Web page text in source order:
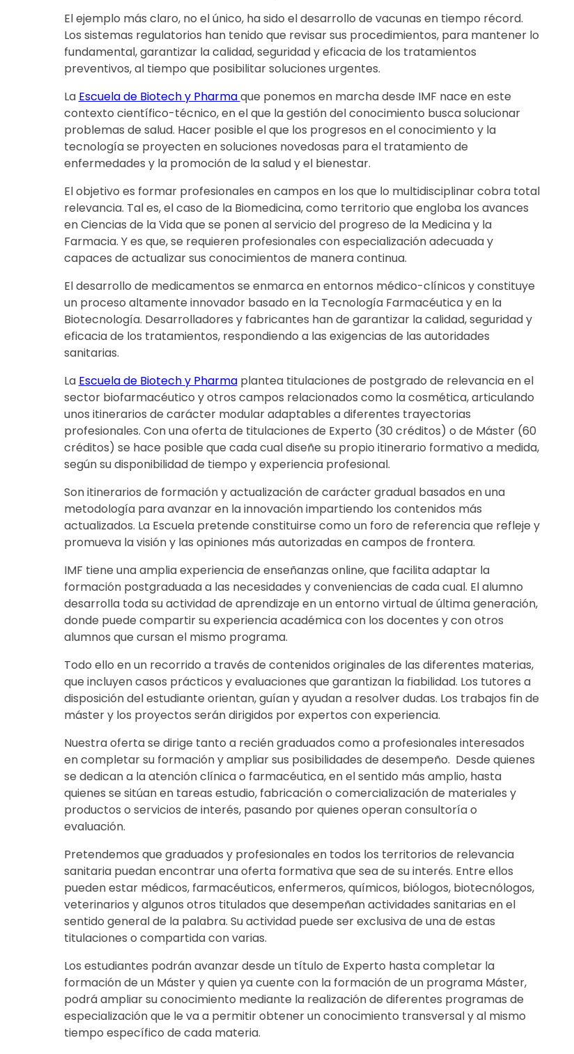
El ejemplo más claro, no el único, ha sido el desarrollo de vacunas en tiempo récord.
Los sistemas regulatorios han tenido que revisar sus procedimientos, para mantener lo
fundamental, garantizar la calidad, seguridad y eficacia de los tratamientos
preventivos, al tiempo que posibilitar soluciones urgentes.
La Escuela de Biotech y Pharmaque ponemos en marcha desde IMF nace en este
contexto científico-técnico, en el que la gestión del conocimiento busca solucionar
problemas de salud. Hacer posible el que los progresos en el conocimiento y la
tecnología se proyecten en soluciones novedosas para el tratamiento de
enfermedades y la promoción de la salud y el bienestar.
El objetivo es formar profesionales en campos en los que lo multidisciplinar cobra total
relevancia. Tal es, el caso de la Biomedicina, como territorio que engloba los avances
en Ciencias de la Vida que se ponen al servicio del progreso de la Medicina y la
Farmacia. Y es que, se requieren profesionales con especialización adecuada y
capaces de actualizar sus conocimientos de manera continua.
El desarrollo de medicamentos se enmarca en entornos médico-clínicos y constituye
un proceso altamente innovador basado en la Tecnología Farmacéutica y en la
Biotecnología. Desarrolladores y fabricantes han de garantizar la calidad, seguridad y
eficacia de los tratamientos, respondiendo a las exigencias de las autoridades
sanitarias.
La Escuela de Biotech y Pharmaplantea titulaciones de postgrado de relevancia en el
sector biofarmacéutico y otros campos relacionados como la cosmética, articulando
unos itinerarios de carácter modular adaptables a diferentes trayectorias
profesionales. Con una oferta de titulaciones de Experto (30 créditos) o de Máster (60
créditos) se hace posible que cada cual diseñe su propio itinerario formativo a medida,
según su disponibilidad de tiempo y experiencia profesional.
Son itinerarios de formación y actualización de carácter gradual basados en una
metodología para avanzar en la innovación impartiendo los contenidos más
actualizados. La Escuela pretende constituirse como un foro de referencia que refleje y
promueva la visión y las opiniones más autorizadas en campos de frontera.
IMF tiene una amplia experiencia de enseñanzas online, que facilita adaptar la
formación postgraduada a las necesidades y conveniencias de cada cual. El alumno
desarrolla toda su actividad de aprendizaje en un entorno virtual de última generación,
donde puede compartir su experiencia académica con los docentes y con otros
alumnos que cursan el mismo programa.
Todo ello en un recorrido a través de contenidos originales de las diferentes materias,
que incluyen casos prácticos y evaluaciones que garantizan la fiabilidad. Los tutores a
disposición del estudiante orientan, guían y ayudan a resolver dudas. Los trabajos fin de
máster y los proyectos serán dirigidos por expertos con experiencia.
Nuestra oferta se dirige tanto a recién graduados como a profesionales interesados
en completar su formación y ampliar sus posibilidades de desempeño. Desde quienes
se dedican a la atención clínica o farmacéutica, en el sentido más amplio, hasta
quienes se sitúan en tareas estudio, fabricación o comercialización de materiales y
productos o servicios de interés, pasando por quienes operan consultoría o
evaluación.
Pretendemos que graduados y profesionales en todos los territorios de relevancia
sanitaria puedan encontrar una oferta formativa que sea de su interés. Entre ellos
pueden estar médicos, farmacéuticos, enfermeros, químicos, biólogos, biotecnólogos,
veterinarios y algunos otros titulados que desempeñan actividades sanitarias en el
sentido general de la palabra. Su actividad puede ser exclusiva de una de estas
titulaciones o compartida con varias.
Los estudiantes podrán avanzar desde un título de Experto hasta completar la
formación de un Máster y quien ya cuente con la formación de un programa Máster,
podrá ampliar su conocimiento mediante la realización de diferentes programas de
especialización que le va a permitir obtener un conocimiento transversal y al mismo
tiempo específico de cada materia.